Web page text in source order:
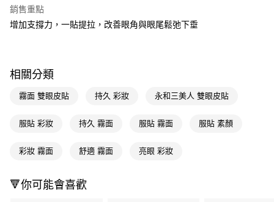
【關於「AFTEE先享後付」】
２．便利：只要手機號碼，簡訊認證，即可結帳。
１．於結帳方式選擇「AFTEE先享後付」後，將跳轉至「AFTEE先享後付」
３．收到繳費通知簡訊後14天內，點擊此簡訊中的連結，可透過四大超商／
購買商品的店家。未經商家同意取消之訂單仍視為有效，需透過AFTEE先享
運送方式
全家取貨付款
付款後全家取貨
每筆NT$65，滿NT$390(含以上)免運費
每筆NT$65，滿NT$490(含以上)免運費
銷售重點
增加支撐力，一貼提拉，改善眼角與眼尾鬆弛下垂
相關分類
霧面 雙眼皮貼 持久 彩妝 永和三美人 雙眼皮貼
服貼 彩妝 持久 霧面 服貼 霧面 服貼 素顏
彩妝 霧面 舒適 霧面 亮眼 彩妝
🔻你可能會喜歡